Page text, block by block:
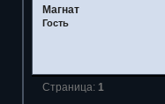
Магнат
Гость
Страница: 1